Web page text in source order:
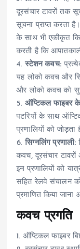
दूरसंचार टावरों तक
सूचना प्राप्त करता
के साथ भी एकीकृत
करती है कि
4.स्टेशन कवच:
यह लोको कवच और
और लोको कवच को
5. ऑप्टिकल फाइबर
पटरियों के साथ
प्रणालियों को जोड़ता
6.सिग्नलिंग प्रणाली:
कवच, दूरसंचार
इन प्रणालियों को
सहित रेलवे संचालन को
प्रमाणित किया
कवच प्रगति
1. ऑप्टिकल फाइबर